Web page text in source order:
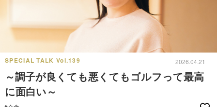
SPECIAL TALK Vol.139 2026.04.21
～調子が良くても悪くてもゴルフって最高
に面白い～